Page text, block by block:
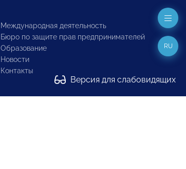
Международная деятельность
Бюро по защите прав предпринимателей
Образование
Новости
Контакты
Версия для слабовидящих
RU